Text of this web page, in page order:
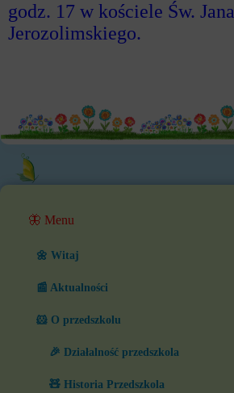
godz. 17 w kościele Św. Jana
Jerozolimskiego.
🦋 Menu
🌼 Witaj
📰 Aktualności
🐹 O przedszkolu
🎉 Działalność przedszkola
🧸 Historia Przedszkola